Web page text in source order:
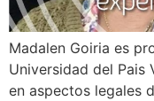
Madalen Goiria es
Universidad del
en aspectos legales